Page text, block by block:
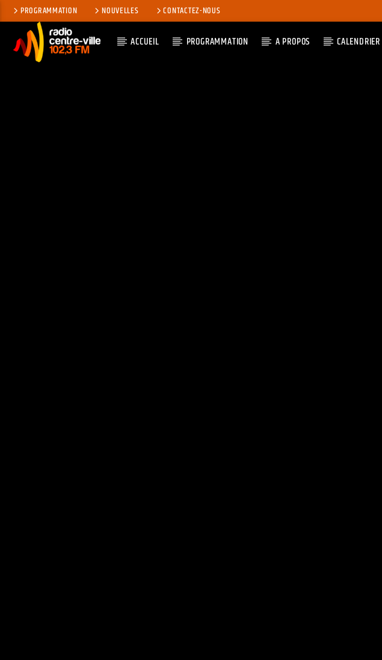
PROGRAMMATION NOUVELLES CONTACTEZ-NOUS
ACCUEIL PROGRAMMATION A PROPOS CALENDRIER